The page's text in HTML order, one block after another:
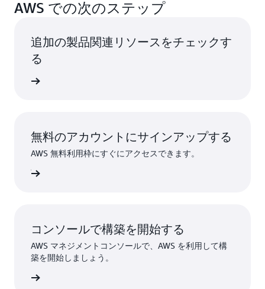
AWS での次のステップ
追加の製品関連リソースをチェックす
る
無料のアカウントにサインアップする
AWS 無料利用枠にすぐにアクセスできます。
コンソールで構築を開始する
AWS マネジメントコンソールで、AWS を利用して構
築を開始しましょう。